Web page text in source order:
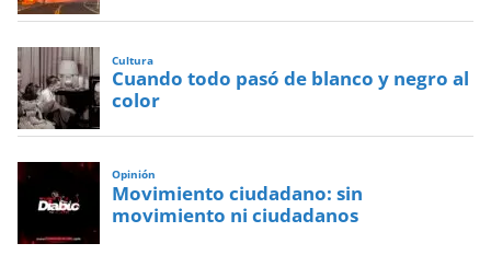
Cultura
Cuando todo pasó de blanco y negro al
color
Opinión
Movimiento ciudadano: sin
movimiento ni ciudadanos